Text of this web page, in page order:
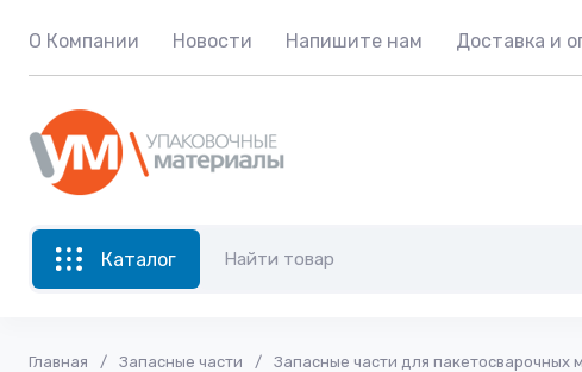
О Компании Новости Напишите нам Доставка и
Каталог
Главная / Запасные части / Запасные части для пакетосварочных